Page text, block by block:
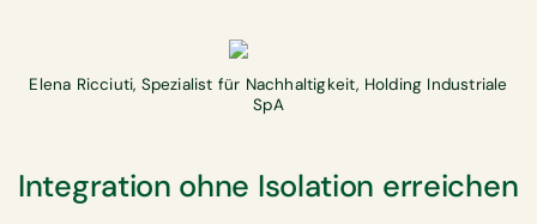
Elena Ricciuti, Spezialist für Nachhaltigkeit, Holding Industriale
SpA
Integration ohne Isolation erreichen